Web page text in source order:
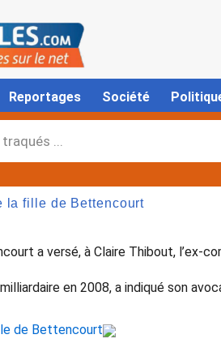
Reportages Société
la fille de Bettencourt
a versé, à Claire Thibout, l’ex-
en 2008, a indiqué son
de Bettencourt